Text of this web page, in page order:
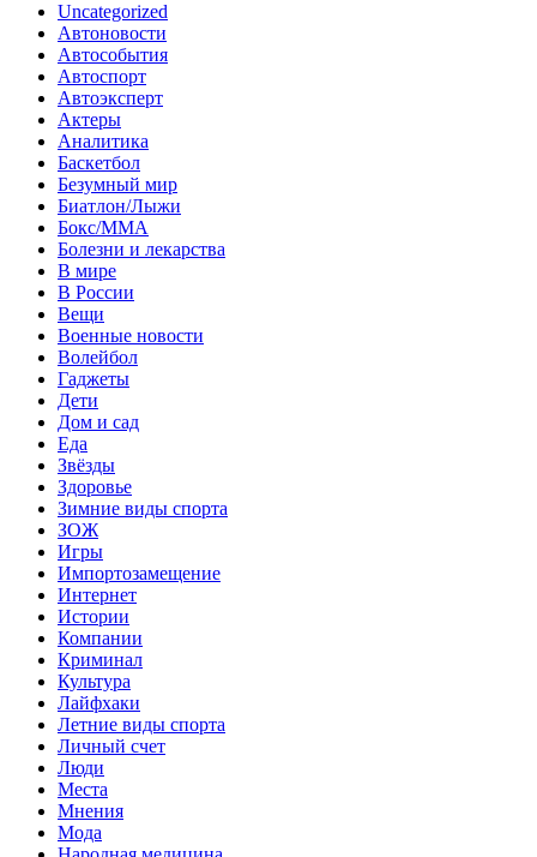
Uncategorized
Автоновости
Автособытия
Автоспорт
Автоэксперт
Актеры
Аналитика
Баскетбол
Безумный мир
Биатлон/Лыжи
Бокс/MMA
Болезни и лекарства
В мире
В России
Вещи
Военные новости
Волейбол
Гаджеты
Дети
Дом и сад
Еда
Звёзды
Здоровье
Зимние виды спорта
ЗОЖ
Игры
Импортозамещение
Интернет
Истории
Компании
Криминал
Культура
Лайфхаки
Летние виды спорта
Личный счет
Люди
Места
Мнения
Мода